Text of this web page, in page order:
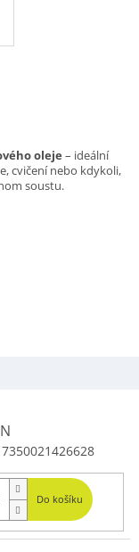
oleje – ideální
cvičení nebo kdykoli,
soustu.
7350021426628
Do košíku